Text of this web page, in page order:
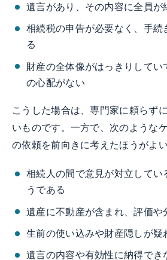
遺言があり、その内容に全員が
相続税の申告が必要なく、手続
る
財産の全体像がはっきりして
の心配がない
こうした場合は、専門家に頼らず
いものです。一方で、次のような
の依頼を前向きに考えたほうがよい
相続人の間で意見が対立してい
うである
遺産に不動産が含まれ、評価や
生前の使い込みや財産隠しが疑
遺言の内容や有効性に納得でき